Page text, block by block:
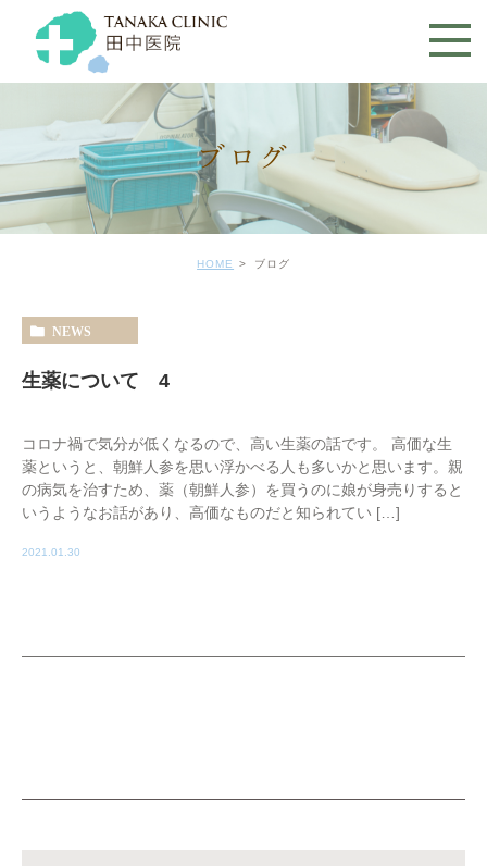
ブログ
HOME ブログ
NEWS
生薬について 4
コロナ禍で気分が低くなるので、高い生薬の話です。 高価な生
薬というと、朝鮮人参を思い浮かべる人も多いかと思います。親
の病気を治すため、薬（朝鮮人参）を買うのに娘が身売りすると
いうようなお話があり、高価なものだと知られてい […]
2021.01.30